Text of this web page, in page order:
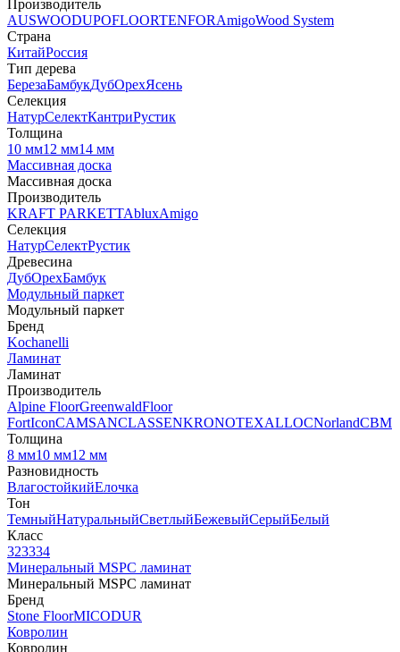
Производитель
AUSWOODUPOFLOORTENFORAmigoWood System
Страна
КитайРоссия
Тип дерева
БерезаБамбукДубОрехЯсень
Селекция
НатурСелектКантриРустик
Толщина
10 мм12 мм14 мм
Массивная доска
Массивная доска
Производитель
KRAFT PARKETTAbluxAmigo
Селекция
НатурСелектРустик
Древесина
ДубОрехБамбук
Модульный паркет
Модульный паркет
Бренд
Kochanelli
Ламинат
Ламинат
Производитель
Alpine FloorGreenwaldFloor
FortIconCAMSANCLASSENKRONOTEXALLOCNorlandCBM
Толщина
8 мм10 мм12 мм
Разновидность
ВлагостойкийЕлочка
Тон
ТемныйНатуральныйСветлыйБежевыйСерыйБелый
Класс
323334
Минеральный MSPC ламинат
Минеральный MSPC ламинат
Бренд
Stone FloorMICODUR
Ковролин
Ковролин